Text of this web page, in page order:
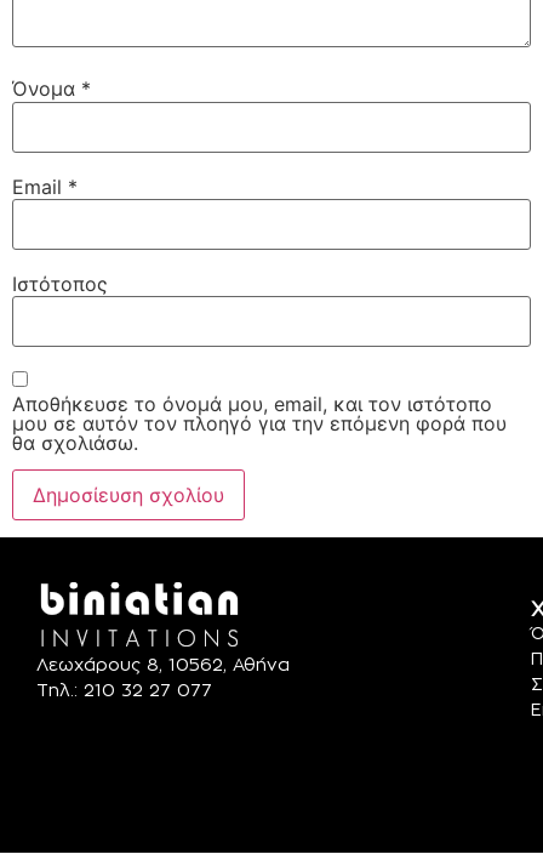
Όνομα *
Email *
Ιστότοπος
Αποθήκευσε το όνομά μου, email, και τον ιστότοπο
μου σε αυτόν τον πλοηγό για την επόμενη φορά που
θα σχολιάσω.
Λεωχάρους 8, 10562, Αθήνα
Τηλ.: 210 32 27 077